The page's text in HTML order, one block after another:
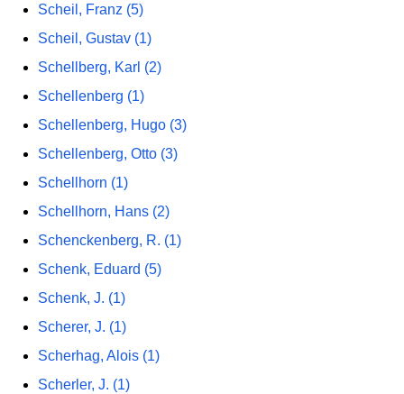
Scheil, Franz (5)
Scheil, Gustav (1)
Schellberg, Karl (2)
Schellenberg (1)
Schellenberg, Hugo (3)
Schellenberg, Otto (3)
Schellhorn (1)
Schellhorn, Hans (2)
Schenckenberg, R. (1)
Schenk, Eduard (5)
Schenk, J. (1)
Scherer, J. (1)
Scherhag, Alois (1)
Scherler, J. (1)